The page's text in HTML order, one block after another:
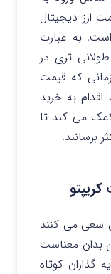
ارز دیجیتال
به عبارت
تری در
که قیمت
به خرید
می‌ کند تا
برسانند.
سعی می‌ کنند
بدان معناست
کوتاه‌